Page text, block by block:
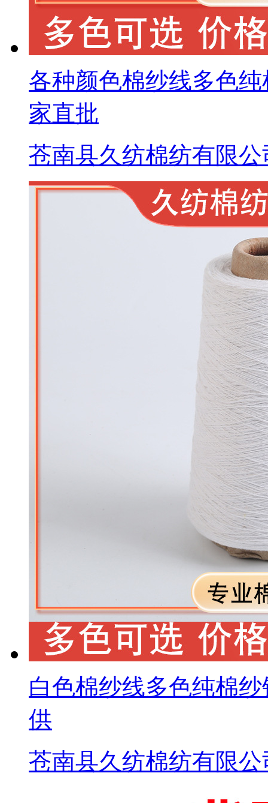
各种颜色棉纱线多色
家直批
苍南县久纺棉纺有限公
白色棉纱线多色纯棉
供
苍南县久纺棉纺有限公